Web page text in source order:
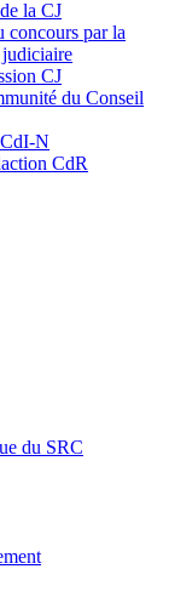
la CJ
concours par la
CJ
du Conseil
N
CdR
du SRC